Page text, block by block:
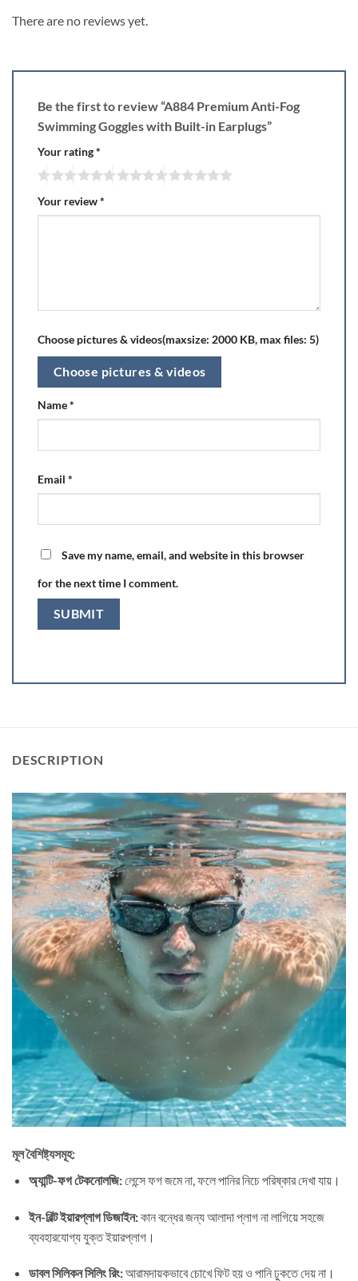
There are no reviews yet.
Be the first to review “A884 Premium Anti-Fog
Swimming Goggles with Built-in Earplugs”
Your rating*
Your review*
Choose pictures & videos(maxsize: 2000 KB, max files: 5)
Choose pictures & videos
Name*
Email *
Save my name, email, and website in this browser
for the next time I comment.
DESCRIPTION
মূল বৈশিষ্ট্যসমূহ:
অ্যান্টি-ফগ টেকনোলজি:লেন্সে ফগ জমে না, ফলে পানির নিচে পরিষ্কার দেখা যায়।
ইন-বিল্ট ইয়ারপ্লাগ ডিজাইন:কান বন্ধের জন্য আলাদা প্লাগ না লাগিয়ে সহজে
ব্যবহারযোগ্য যুক্ত ইয়ারপ্লাগ।
ডাবল সিলিকন সিলিং রিং:আরামদায়কভাবে চোখে ফিট হয় ও পানি ঢুকতে দেয় না।